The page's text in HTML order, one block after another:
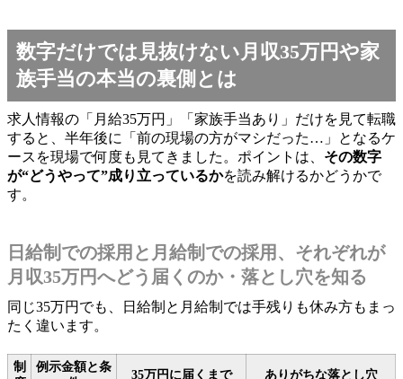
数字だけでは見抜けない月収35万円や家
族手当の本当の裏側とは
求人情報の「月給35万円」「家族手当あり」だけを見て転職
すると、半年後に「前の現場の方がマシだった…」となるケ
ースを現場で何度も見てきました。ポイントは、 その数字
が“どうやって”成り立っているかを読み解けるかどうかで
す。
日給制での採用と月給制での採用、それぞれが
月収35万円へどう届くのか・落とし穴を知る
同じ35万円でも、日給制と月給制では手残りも休み方もまっ
たく違います。
制
例示金額と条
35万円に届くまで ありがちな落とし穴